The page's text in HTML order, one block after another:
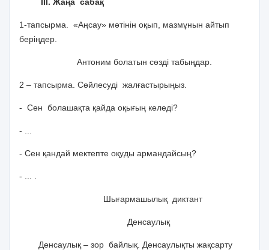
1-тапсырма. «Аңсау» мәтінін оқып, мазмұнын айтып
беріңдер.
Антоним болатын сөзді табыңдар.
2 – тапсырма. Сөйлесуді жалғастырыңыз.
- Сен болашақта қайда оқығың келеді?
- ...
- Сен қандай мектепте оқуды армандайсың?
- ... .
Шығармашылық диктант
Денсаулық
Денсаулық – зор байлық. Денсаулықты жақсарту